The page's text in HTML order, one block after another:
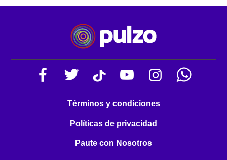
Términos y condiciones
Políticas de privacidad
Paute con Nosotros